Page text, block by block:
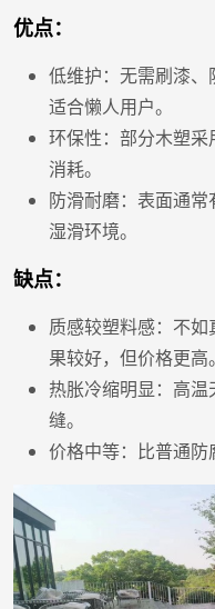
优点：
低维护：无需刷漆、
适合懒人用户。
环保性：部分木塑
消耗。
防滑耐磨：表面通
湿滑环境。
缺点：
质感较塑料感：不
果较好，但价格更高。
热胀冷缩明显：高
缝。
价格中等：比普通防